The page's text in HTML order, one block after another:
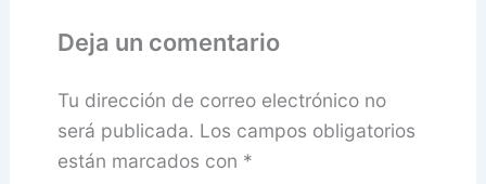
Deja un comentario
Tu dirección de correo electrónico no
será publicada. Los campos obligatorios
están marcados con *